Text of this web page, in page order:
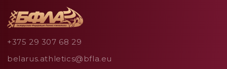
+375 29 307 68 29
belarus.athletics@bfla.eu